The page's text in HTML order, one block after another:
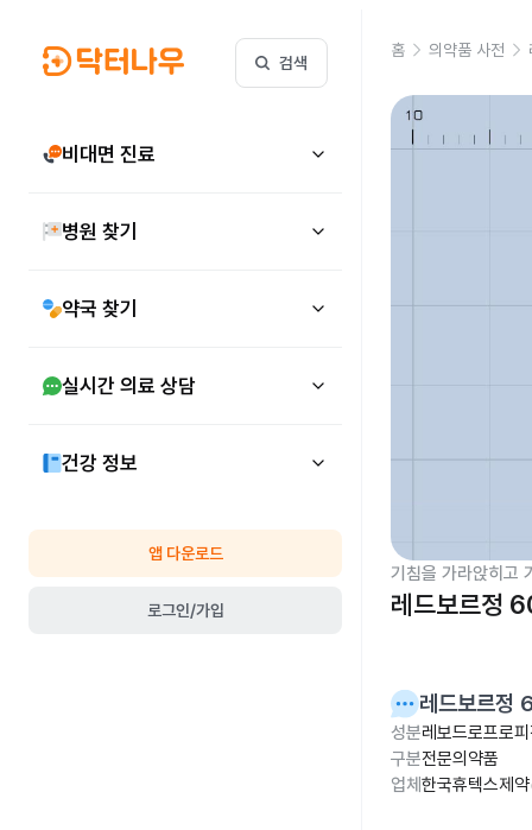
검색
비대면 진료
병원 찾기
약국 찾기
실시간 의료 상담
건강 정보
앱 다운로드
로그인/가입
홈 의약품 사전
기침을 가라앉히고
레드보르정
레드보르정
성분레보드로프로
구분전문의약품
업체 한국휴텍스제